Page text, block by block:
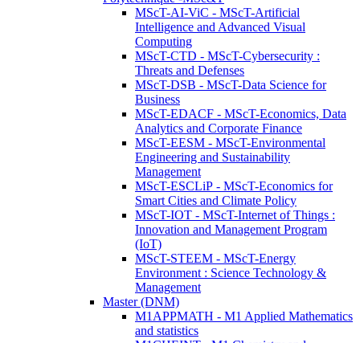
MScT-AI-ViC - MScT-Artificial
Intelligence and Advanced Visual
Computing
MScT-CTD - MScT-Cybersecurity :
Threats and Defenses
MScT-DSB - MScT-Data Science for
Business
MScT-EDACF - MScT-Economics, Data
Analytics and Corporate Finance
MScT-EESM - MScT-Environmental
Engineering and Sustainability
Management
MScT-ESCLiP - MScT-Economics for
Smart Cities and Climate Policy
MScT-IOT - MScT-Internet of Things :
Innovation and Management Program
(IoT)
MScT-STEEM - MScT-Energy
Environment : Science Technology &
Management
Master (DNM)
M1APPMATH - M1 Applied Mathematics
and statistics